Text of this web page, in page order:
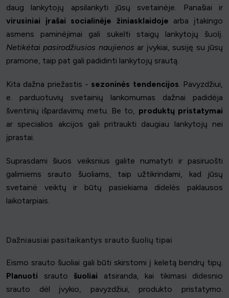
daug lankytojų apsilankyti jūsų svetainėje. Panašiai ir
virusiniai įrašai socialinėje žiniasklaidoje arba įtakingo
asmens paminėjimai gali sukelti staigų lankytojų šuolį.
Netikėtai pasirodžiusios naujienos ar įvykiai, susiję su jūsų
pramone, taip pat gali padidinti lankytojų srautą.
Kita dažna priežastis - sezoninės tendencijos. Pavyzdžiui,
e. parduotuvių svetainių lankomumas dažnai padidėja
šventinių išpardavimų metu. Be to, produktų pristatymai
ar specialios akcijos gali pritraukti daugiau lankytojų nei
įprastai.
Suprasdami šiuos veiksnius galite numatyti ir pasiruošti
galimiems srauto šuoliams, taip užtikrindami, kad jūsų
svetainė veiktų ir būtų pasiekiama didelės paklausos
laikotarpiais.
Dažniausiai pasitaikantys srauto šuolių tipai
Eismo srauto šuoliai gali būti skirstomi į keletą bendrų tipų.
Planuoti srauto šuoliai atsiranda, kai tikimasi didesnio
srauto dėl įvykio, pavyzdžiui, produkto pristatymo.